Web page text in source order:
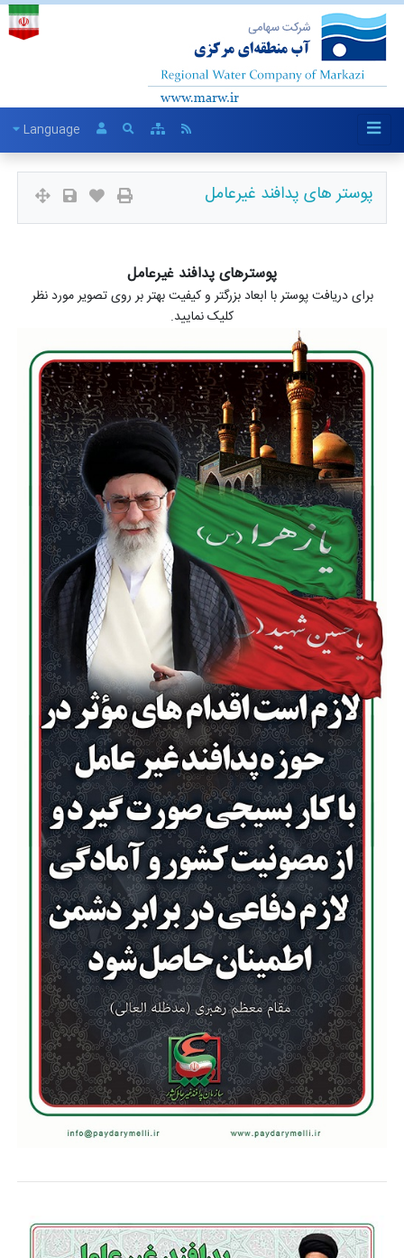
Language
پوستر های پدافند غیرعامل
پوسترهای پدافند غیرعامل
برای دریافت پوستر با ابعاد بزرگتر و کیفیت بهتر بر روی تصویر مورد نظر
کلیک نمایید.